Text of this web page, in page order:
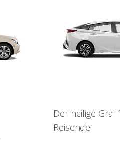
Der heilige
Reisende